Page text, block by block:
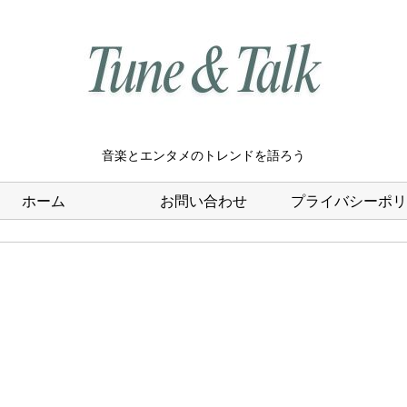
音楽とエンタメのトレンドを語ろう
ホーム お問い合わせ プライバシーポ